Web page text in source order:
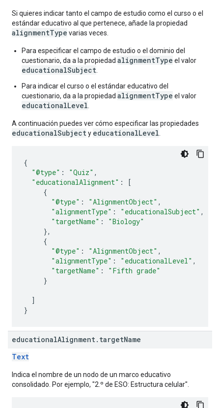
Si quieres indicar tanto el campo de estudio como el curso o el
estándar educativo al que pertenece, añade la propiedad
alignmentType varias veces.
Para especificar el campo de estudio o el dominio del
cuestionario, da a la propiedad alignmentType el valor
educationalSubject
Para indicar el curso o el estándar educativo del
cuestionario, da a la propiedad alignmentType el valor
educationalLevel
A continuación puedes ver cómo especificar las propiedades
educationalSubject y educationalLevel
{
"@type" : "Quiz" ,
"educationalAlignment" :
[
{
"@type" : "AlignmentObject" ,
"alignmentType" : "educationalSubject" ,
"targetName" :
"Biology"
},
{
"@type" : "AlignmentObject" ,
"alignmentType" : "educationalLevel" ,
"targetName" :
"Fifth grade"
}
]
}
educationalAlignment . targetName
Text
Indica el nombre de un nodo de un marco educativo
consolidado. Por ejemplo, "2.º de ESO: Estructura celular".